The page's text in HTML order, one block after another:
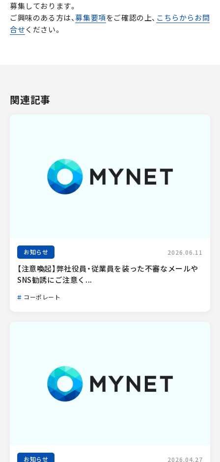
募集しております。
ご興味のある方は、募集要項をご確認の上、 こちらからお問
合せください。
関連記事
お知らせ 2026.06.11
【注意喚起】弊社役員・従業員を装った不審なメールや
SNS勧誘にご注意く...
コーポレート
お知らせ 2026.04.27